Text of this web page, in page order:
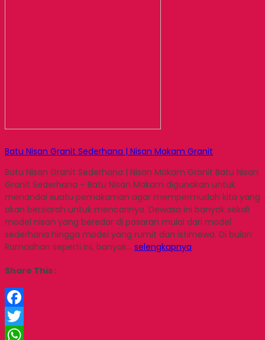
Batu Nisan Granit Sederhana | Nisan Makam Granit
Batu Nisan Granit Sederhana | Nisan Makam Granit Batu Nisan
Granit Sederhana – Batu Nisan Makam digunakan untuk
menandai suatu pemakaman agar mempermudah kita yang
akan berziarah untuk mencarinya. Dewasa ini banyak sekali
model nisan yang beredar di pasaran mulai dari model
sederhana hingga model yang rumit dan istimewa. Di bulan
Ramadhan seperti ini, banyak… selengkapnya
Share This :
Facebook
Twitter